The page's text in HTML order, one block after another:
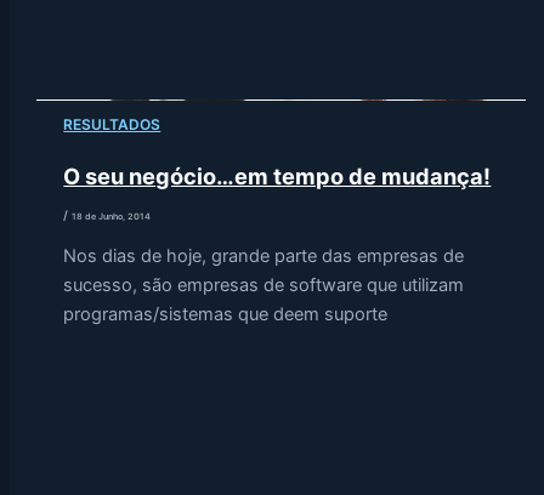
RESULTADOS
O seu negócio…em tempo de mudança!
/18 de Junho, 2014
Nos dias de hoje, grande parte das empresas de
sucesso, são empresas de software que utilizam
programas/sistemas que deem suporte